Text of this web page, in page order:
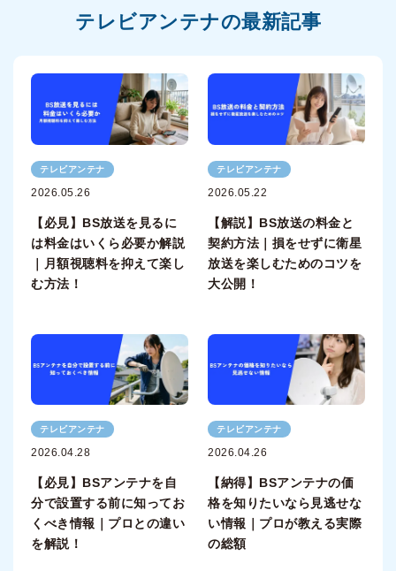
テレビアンテナの最新記事
テレビアンテナ
2026.05.26
【必見】BS放送を見るに
は料金はいくら必要か解説
｜月額視聴料を抑えて楽し
む方法！
テレビアンテナ
2026.05.22
【解説】BS放送の料金と
契約方法｜損をせずに衛星
放送を楽しむためのコツを
大公開！
テレビアンテナ
2026.04.28
【必見】BSアンテナを自
分で設置する前に知ってお
くべき情報｜プロとの違い
を解説！
テレビアンテナ
2026.04.26
【納得】BSアンテナの価
格を知りたいなら見逃せな
い情報｜プロが教える実際
の総額